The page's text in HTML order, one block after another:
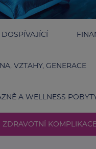
DOSPÍVAJÍCÍ
VZTAHY, GENERACE
A WELLNESS
ZDRAVOTNÍ